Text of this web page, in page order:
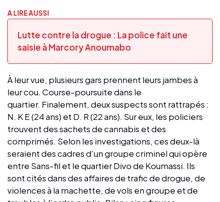
A LIRE AUSSI
Lutte contre la drogue : La police fait une
saisie à Marcory Anoumabo
À leur vue, plusieurs gars prennent leurs jambes à
leur cou. Course-poursuite dans le
quartier. Finalement, deux suspects sont rattrapés :
N. K E (24 ans) et D. R (22 ans). Sur eux, les policiers
trouvent des sachets de cannabis et des
comprimés. Selon les investigations, ces deux-là
seraient des cadres d’un groupe criminel qui opère
entre Sans-fil et le quartier Divo de Koumassi. Ils
sont cités dans des affaires de trafic de drogue, de
violences à la machette, de vols en groupe et de